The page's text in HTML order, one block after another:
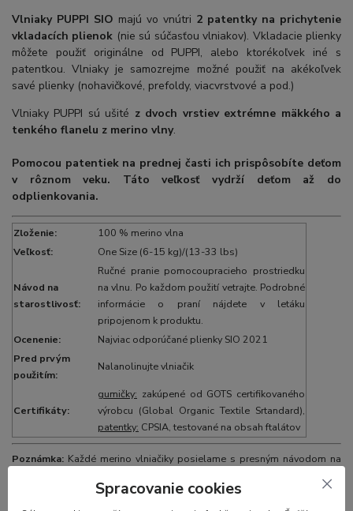
Vlniaky PUPPI SIO majú vo vnútri 2 patentky na prichytenie
vkladacích plienok (nie sú súčasťou vlniakov). Vkladacie plienky
môžete použiť originálne od PUPPI, alebo ktorékoľvek iné s
patentkou. Vlniaky je samozrejme možné použiť na akékoľvek
savé plienky (nohavičkové, prefoldy, viacvrstvové a pod.)
Vlniaky PUPPI sú ušité z dvoch vrstiev extrémne mäkkého a
tenkého flanelu z merino vlny.
Pomocou patentiek na prednej časti ich prispôsobíte deťom
v rôznom veku. Táto veľkosť vydrží deťom až do
odplienkovania.
Zloženie:
100 % merino vlna
Veľkosť:
One Size (6-15 kg)/(13-33 lbs)
Návod na
starostlivosť:
Ručné pranie pomocoupracieho prostriedku
na vlnu. Po každom použití vetrajte. Podrobné
informácie o praní nájdete v letáku
pripojenom k produktu.
Ocenenie:
Najviac odporúčané plienky SIO 2021
Pred prvým
použitím:
Nalanolinujte vlniačik
Certifikáty:
gumičky: zakúpené od GOTS certifikovaného
výrobcu (Global Organic Textile Srtandard),
patentky: CPSIA, testované na obsah ftalátov
Poznámka: Každé merino vlniačiky posielame s presným návodom na
Spracovanie cookies